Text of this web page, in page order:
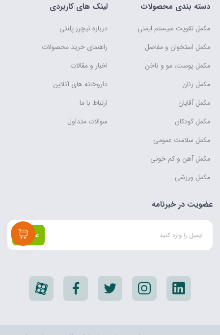
دسته بندی محصولات
مکمل تقویت سیستم ایمنی
مکمل استخوان و مفاصل
مکمل پوست، مو و ناخن
مکمل زنان
مکمل آقایان
مکمل کودکان
مکمل سلامت عمومی
مکمل آهن و کم خونی
مکمل ورزشی
لینک های کاربردی
درباره نیچرز پلنتی
راهنمای خرید محصولات
اخبار و مقالات
داروخانه های آنلاین
ارتباط با ما
سوالات متداول
عضویت در خبرنامه
عضویت